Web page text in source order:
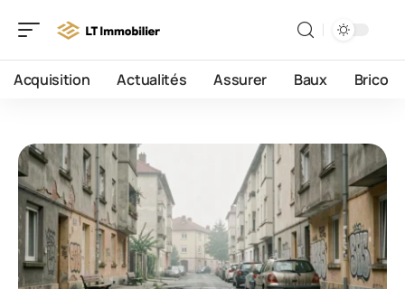
Acquisition Actualités Assurer Baux Brico